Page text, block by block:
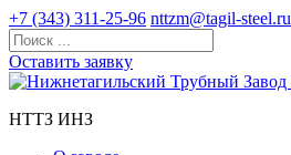
+7 (343) 311-25-96 nttzm@tagil-steel.ru
Оставить заявку
НТТЗ ИНЗ